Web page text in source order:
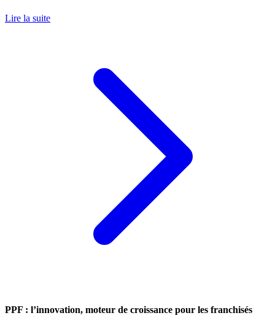
Lire la suite
PPF : l’innovation, moteur de croissance pour les franchisés